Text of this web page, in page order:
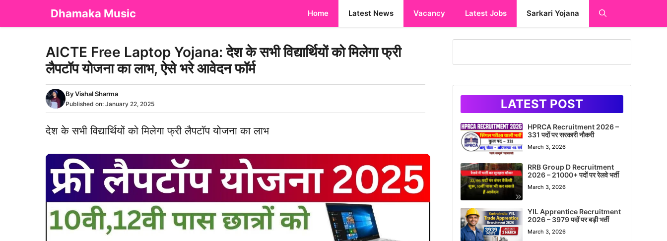
Dhamaka Music Home Latest News Vacancy Latest Jobs Sarkari Yojana
AICTE Free Laptop Yojana: देश के सभी विद्यार्थियों को मिलेगा फ्री
लैपटॉप योजना का लाभ, ऐसे भरे आवेदन फॉर्म
ByVishal Sharma
Published on: January 22, 2025
देश के सभी विद्यार्थियों को मिलेगा फ्री लैपटॉप योजना का लाभ
LATEST POST
HPRCA Recruitment 2026 –
331 पदों पर सरकारी नौकरी
March 3, 2026
RRB Group D Recruitment
2026 – 21000+ पदों पर रेलवे भर्ती
March 3, 2026
YIL Apprentice Recruitment
2026 – 3979 पदों पर बड़ी भर्ती
March 3, 2026